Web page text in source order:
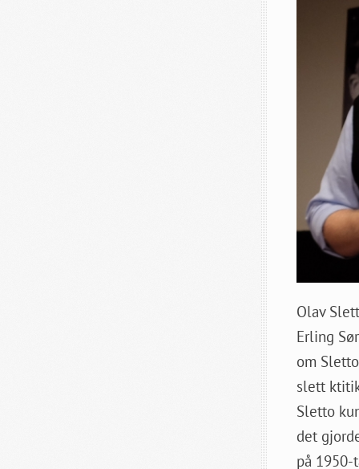
Olav
Erling
om
slett
Sletto
det
på